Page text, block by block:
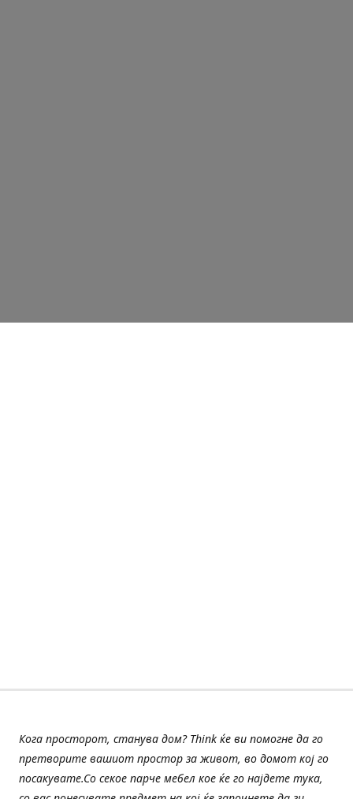
Кога просторот, станува дом? Think ќе ви помогне да го
претворите вашиот простор за живот, во домот кој го
посакувате.Со секое парче мебел кое ќе го најдете тука,